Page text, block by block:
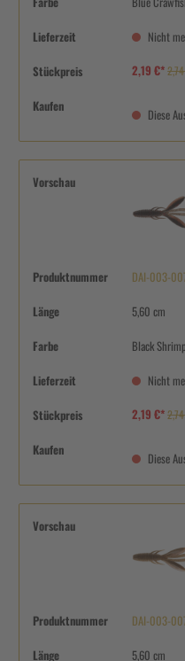
Lieferzeit Nicht
Stückpreis 2,19 €*
Kaufen
Diese
Vorschau
Produktnummer DAI-003-
Länge 5,60 cm
Farbe Black
Lieferzeit Nicht
Stückpreis 2,19 €*
Kaufen
Diese
Vorschau
Produktnummer DAI-003-
Länge 5,60 cm